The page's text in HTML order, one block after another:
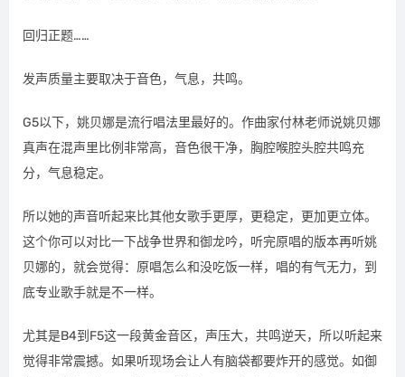
回归正题……
发声质量主要取决于音色，气息，共鸣。
G5以下，姚贝娜是流行唱法里最好的。作曲家付林老师说姚贝娜
真声在混声里比例非常高，音色很干净，胸腔喉腔头腔共鸣充
分，气息稳定。
所以她的声音听起来比其他女歌手更厚，更稳定，更加更立体。
这个你可以对比一下战争世界和御龙吟，听完原唱的版本再听姚
贝娜的，就会觉得：原唱怎么和没吃饭一样，唱的有气无力，到
底专业歌手就是不一样。
尤其是B4到F5这一段黄金音区，声压大，共鸣逆天，所以听起来
觉得非常震撼。如果听现场会让人有脑袋都要炸开的感觉。如御